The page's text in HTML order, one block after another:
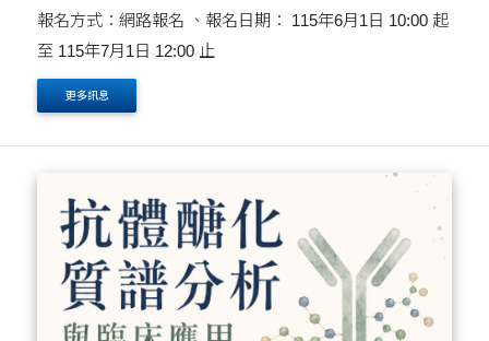
報名方式：網路報名 、報名日期： 115年6月1日 10:00 起
至 115年7月1日 12:00 止
更多訊息